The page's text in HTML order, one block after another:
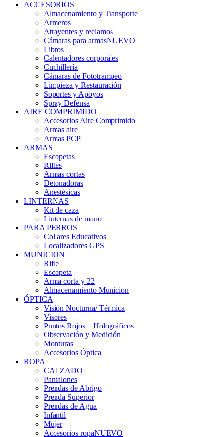
ACCESORIOS
Almacenamiento y Transporte
Armeros
Atrayentes y reclamos
Cámaras para armasNUEVO
Libros
Calentadores corporales
Cuchillería
Cámaras de Fototrampeo
Limpieza y Restauración
Soportes y Apoyos
Spray Defensa
AIRE COMPRIMIDO
Accesorios Aire Comprimido
Armas aire
Armas PCP
ARMAS
Escopetas
Rifles
Armas cortas
Detonadoras
Anestésicas
LINTERNAS
Kit de caza
Linternas de mano
PARA PERROS
Collares Educativos
Localizadores GPS
MUNICIÓN
Rifle
Escopeta
Arma corta y 22
Almacenamiento Municion
ÓPTICA
Visión Nocturna/ Térmica
Visores
Puntos Rojos – Holográficos
Observación y Medición
Monturas
Accesorios Óptica
ROPA
CALZADO
Pantalones
Prendas de Abrigo
Prenda Superior
Prendas de Agua
Infantil
Mujer
Accesorios ropaNUEVO